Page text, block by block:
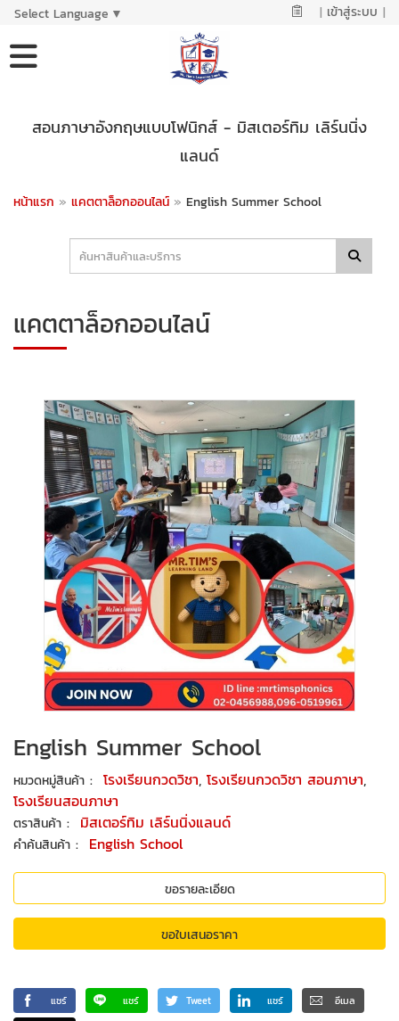
Select Language ▼ | เข้าสู่ระบบ |
สอนภาษาอังกฤษแบบโฟนิกส์ - มิสเตอร์ทิม เลิร์นนิ่ง
แลนด์
หน้าแรก » แคตตาล็อกออนไลน์ » English Summer School
แคตตาล็อกออนไลน์
English Summer School
หมวดหมู่สินค้า : โรงเรียนกวดวิชา, โรงเรียนกวดวิชา สอนภาษา,
โรงเรียนสอนภาษา
ตราสินค้า : มิสเตอร์ทิม เลิร์นนิ่งแลนด์
คำค้นสินค้า : English School
ขอรายละเอียด
ขอใบเสนอราคา
แชร์ แชร์ Tweet แชร์ อีเมล